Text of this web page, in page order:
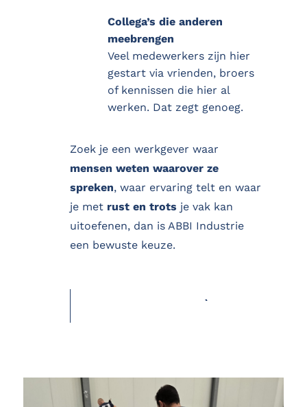
Collega’s die anderen
meebrengen
Veel medewerkers zijn hier
gestart via vrienden, broers
of kennissen die hier al
werken. Dat zegt genoeg.
Zoek je een werkgever waar
mensen weten waarover ze
spreken, waar ervaring telt en waar
je met rust en trots je vak kan
uitoefenen, dan is ABBI Industrie
een bewuste keuze.